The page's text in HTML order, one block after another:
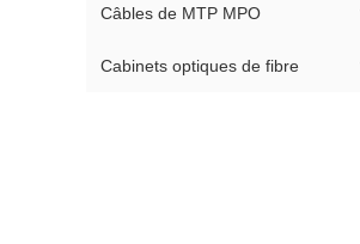
Câbles de MTP MPO
Cabinets optiques de fibre